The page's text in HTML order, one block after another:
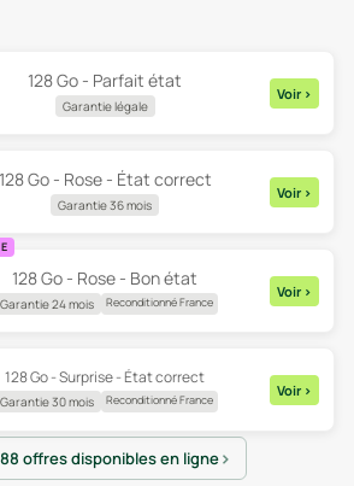
128 Go - Parfait état
Garantie légale
Voir >
128 Go - Rose - État correct
Garantie 36 mois
Voir >
128 Go - Rose - Bon état
Garantie 24 mois Reconditionné France
Voir >
128 Go - Surprise - État correct
Garantie 30 mois Reconditionné France
Voir >
offres disponibles en ligne